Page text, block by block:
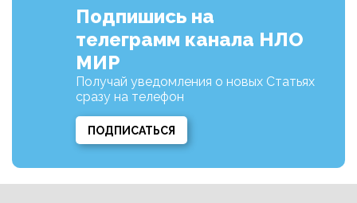
Подпишись на
телеграмм канала НЛО
МИР
Получай уведомления о новых Статьях
сразу на телефон
ПОДПИСАТЬСЯ